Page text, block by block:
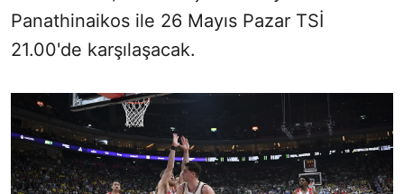
Panathinaikos ile 26 Mayıs Pazar TSİ
21.00'de karşılaşacak.